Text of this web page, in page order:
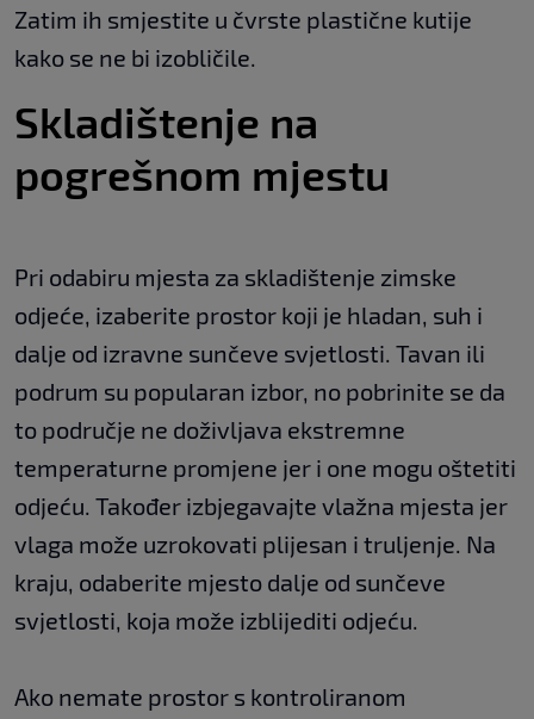
Zatim ih smjestite u čvrste plastične kutije
kako se ne bi izobličile.
Skladištenje na
pogrešnom mjestu
Pri odabiru mjesta za skladištenje zimske
odjeće, izaberite prostor koji je hladan, suh i
dalje od izravne sunčeve svjetlosti. Tavan ili
podrum su popularan izbor, no pobrinite se da
to područje ne doživljava ekstremne
temperaturne promjene jer i one mogu oštetiti
odjeću. Također izbjegavajte vlažna mjesta jer
vlaga može uzrokovati plijesan i truljenje. Na
kraju, odaberite mjesto dalje od sunčeve
svjetlosti, koja može izblijediti odjeću.
Ako nemate prostor s kontroliranom